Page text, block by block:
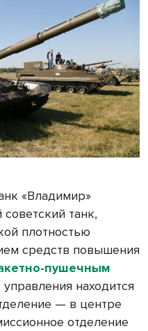
«Владимир»
танк,
плотностью
средств повышения
пушечным
находится
— в центре
отделение